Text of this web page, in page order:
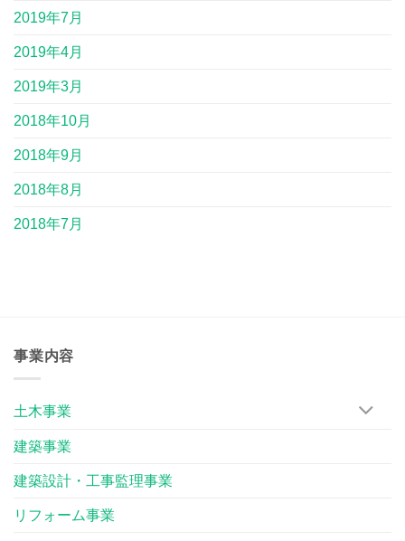
2019年7月
2019年4月
2019年3月
2018年10月
2018年9月
2018年8月
2018年7月
事業内容
土木事業
建築事業
建築設計・工事監理事業
リフォーム事業